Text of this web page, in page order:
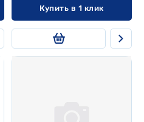
Купить в 1 клик